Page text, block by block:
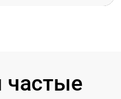
частые